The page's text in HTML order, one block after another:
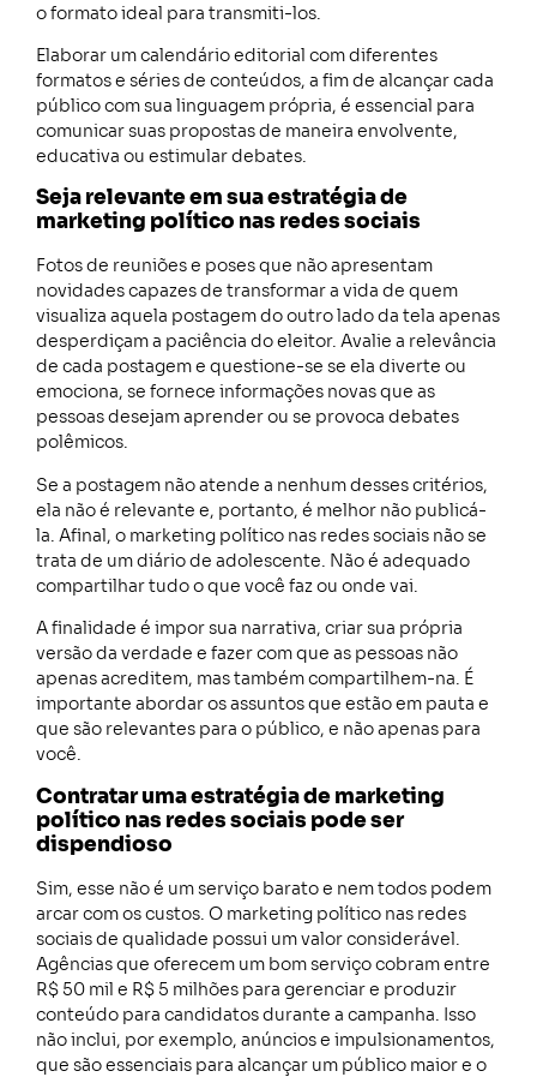
o formato ideal para transmiti-los.
Elaborar um calendário editorial com diferentes
formatos e séries de conteúdos, a fim de alcançar cada
público com sua linguagem própria, é essencial para
comunicar suas propostas de maneira envolvente,
educativa ou estimular debates.
Seja relevante em sua estratégia de
marketing político nas redes sociais
Fotos de reuniões e poses que não apresentam
novidades capazes de transformar a vida de quem
visualiza aquela postagem do outro lado da tela apenas
desperdiçam a paciência do eleitor. Avalie a relevância
de cada postagem e questione-se se ela diverte ou
emociona, se fornece informações novas que as
pessoas desejam aprender ou se provoca debates
polêmicos.
Se a postagem não atende a nenhum desses critérios,
ela não é relevante e, portanto, é melhor não publicá-
la. Afinal, o marketing político nas redes sociais não se
trata de um diário de adolescente. Não é adequado
compartilhar tudo o que você faz ou onde vai.
A finalidade é impor sua narrativa, criar sua própria
versão da verdade e fazer com que as pessoas não
apenas acreditem, mas também compartilhem-na. É
importante abordar os assuntos que estão em pauta e
que são relevantes para o público, e não apenas para
você.
Contratar uma estratégia de marketing
político nas redes sociais pode ser
dispendioso
Sim, esse não é um serviço barato e nem todos podem
arcar com os custos. O marketing político nas redes
sociais de qualidade possui um valor considerável.
Agências que oferecem um bom serviço cobram entre
R$ 50 mil e R$ 5 milhões para gerenciar e produzir
conteúdo para candidatos durante a campanha. Isso
não inclui, por exemplo, anúncios e impulsionamentos,
que são essenciais para alcançar um público maior e o